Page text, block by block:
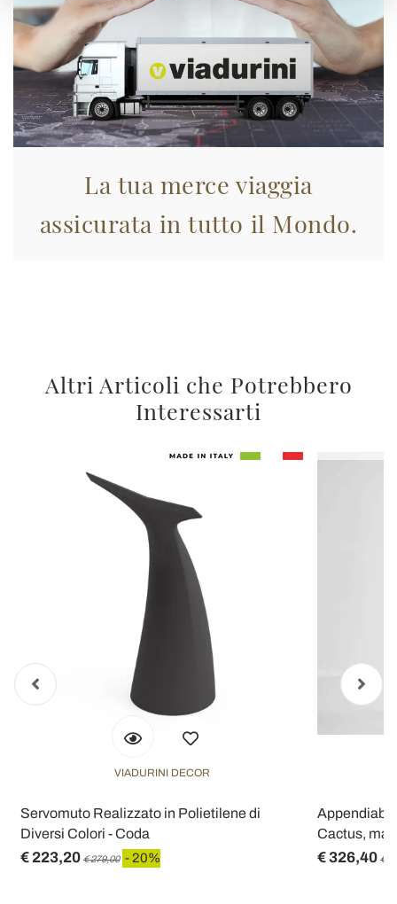
La tua merce viaggia
assicurata in tutto il Mondo.
Altri Articoli che Potrebbero
Interessarti
VIADURINI DECOR
Servomuto Realizzato in Polietilene di
Diversi Colori - Coda
€ 223,20 € 279,00 - 20%
Cactus,
€ 326,40 €